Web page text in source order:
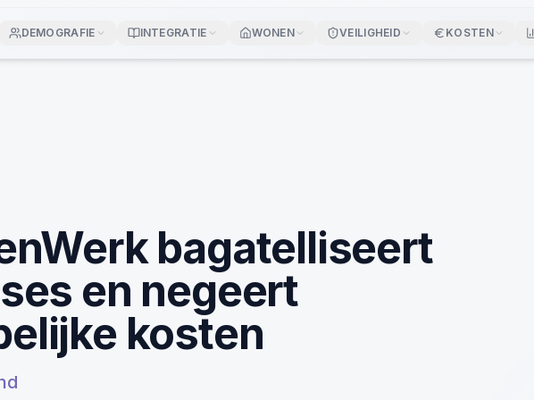
DEMOGRAFIE INTEGRATIE WONEN VEILIGHEID KOSTEN
bagatelliseert
en negeert
kosten